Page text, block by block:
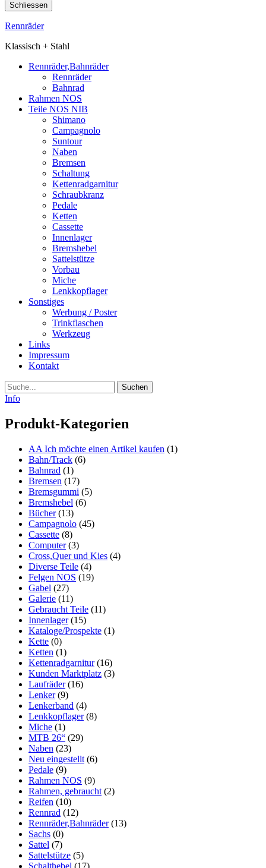
Schliessen
Rennräder
Klassisch + Stahl
Rennräder,Bahnräder
Rennräder
Bahnrad
Rahmen NOS
Teile NOS NIB
Shimano
Campagnolo
Suntour
Naben
Bremsen
Schaltung
Kettenradgarnitur
Schraubkranz
Pedale
Ketten
Cassette
Innenlager
Bremshebel
Sattelstütze
Vorbau
Miche
Lenkkopflager
Sonstiges
Werbung / Poster
Trinkflaschen
Werkzeug
Links
Impressum
Kontakt
Suche
Info
Produkt-Kategorien
AA Ich möchte einen Artikel kaufen (1)
Bahn/Track (6)
Bahnrad (1)
Bremsen (17)
Bremsgummi (5)
Bremshebel (6)
Bücher (13)
Campagnolo (45)
Cassette (8)
Computer (3)
Cross,Quer und Kies (4)
Diverse Teile (4)
Felgen NOS (19)
Gabel (27)
Galerie (11)
Gebraucht Teile (11)
Innenlager (15)
Kataloge/Prospekte (1)
Kette (0)
Ketten (1)
Kettenradgarnitur (16)
Kunden Marktplatz (3)
Laufräder (16)
Lenker (9)
Lenkerband (4)
Lenkkopflager (8)
Miche (1)
MTB 26“ (29)
Naben (23)
Neu eingestellt (6)
Pedale (9)
Rahmen NOS (9)
Rahmen, gebraucht (2)
Reifen (10)
Rennrad (12)
Rennräder,Bahnräder (13)
Sachs (0)
Sattel (7)
Sattelstütze (5)
Schalthebel (17)